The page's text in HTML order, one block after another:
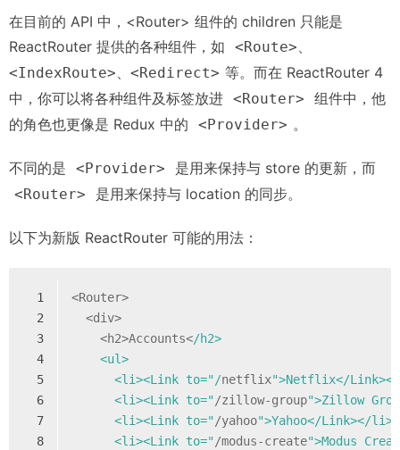
在目前的 API 中，<Router> 组件的 children 只能是
ReactRouter 提供的各种组件，如
<Route>、
<IndexRoute>、<Redirect> 等。而在 ReactRouter 4
中，你可以将各种组件及标签放进 <Router>
组件中，他
的角色也更像是 Redux 中的
<Provider> 。
不同的是 <Provider> 是用来保持与 store 的更新，而
<Router> 是用来保持与 location 的同步。
以下为新版 ReactRouter 可能的用法：
1
2
3
4
5
6
7
8
<Router>
  <div>
    <h2>Accounts<
/h2>
    <ul>
      <li><Link to="/
netflix">Netflix</
      <li><Link to="
/zillow-group">Zillow
      <li><Link to="
/yahoo">Yahoo</Link></li>
      <li><Link to="
/modus-create">Modus